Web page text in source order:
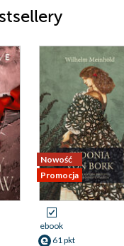
Nowość
Promocja
ebook
61 pkt